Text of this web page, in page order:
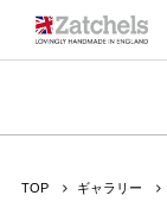
TOP ギャラリー